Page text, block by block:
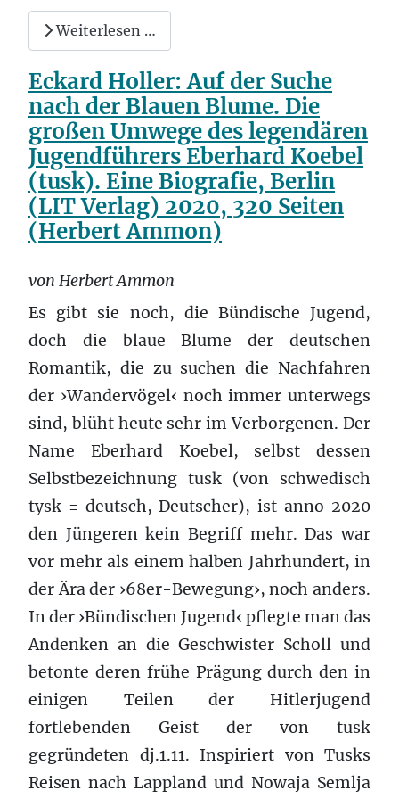
Weiterlesen …
Eckard Holler: Auf der Suche
nach der Blauen Blume. Die
großen Umwege des legendären
Jugendführers Eberhard Koebel
(tusk). Eine Biografie, Berlin
(LIT Verlag) 2020, 320 Seiten
(Herbert Ammon)
von Herbert Ammon
Es gibt sie noch, die Bündische Jugend,
doch die blaue Blume der deutschen
Romantik, die zu suchen die Nachfahren
der ›Wandervögel‹ noch immer unterwegs
sind, blüht heute sehr im Verborgenen. Der
Name Eberhard Koebel, selbst dessen
Selbstbezeichnung tusk (von schwedisch
tysk = deutsch, Deutscher), ist anno 2020
den Jüngeren kein Begriff mehr. Das war
vor mehr als einem halben Jahrhundert, in
der Ära der ›68er-Bewegung›, noch anders.
In der ›Bündischen Jugend‹ pflegte man das
Andenken an die Geschwister Scholl und
betonte deren frühe Prägung durch den in
einigen Teilen der Hitlerjugend
fortlebenden Geist der von tusk
gegründeten dj.1.11. Inspiriert von Tusks
Reisen nach Lappland und Nowaja Semlja